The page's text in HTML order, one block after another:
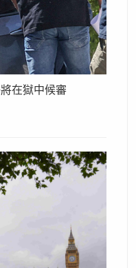
在獄中候審